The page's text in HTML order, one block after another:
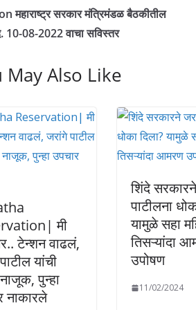
महाराष्ट्र सरकार मंत्रिमंडळ बैठकीतील
10-08-2022 वाचा सविस्तर
May Also Like
मी
टेन्शन वाढलं,
यांची
पुन्हा
नाकारले
शिंदे
पाटीलना
यामुळे सहा
तिसऱ्यांदा
उपोषण
11/02/2024